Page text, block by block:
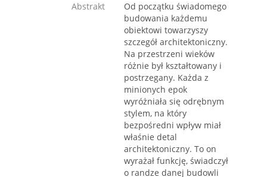
Abstrakt
Od początku świadomego
budowania każdemu
obiektowi towarzyszy
szczegół architektoniczny.
Na przestrzeni wieków
różnie był kształtowany i
postrzegany. Każda z
minionych epok
wyróżniała się odrębnym
stylem, na który
bezpośredni wpływ miał
właśnie detal
architektoniczny. To on
wyrażał funkcję, świadczył
o randze danej budowli